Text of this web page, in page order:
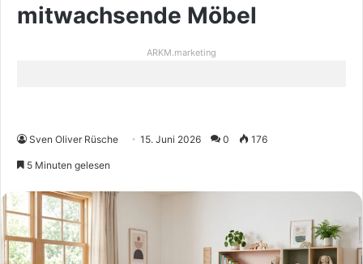
mitwachsende Möbel
ARKM.marketing
Sven Oliver Rüsche 15. Juni 2026 0 176
5 Minuten gelesen